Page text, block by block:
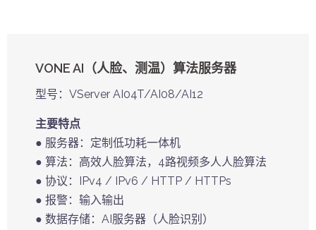
VONE AI（人脸、测温）算法服务器
型号：VServer AI04T/AI08/AI12
主要特点
● 服务器：定制低功耗一体机
● 算法：高效人脸算法，4路视频多人人脸算法
● 协议：IPv4 / IPv6 / HTTP / HTTPs
● 报警：输入输出
● 数据存储：AI服务器（人脸识别）